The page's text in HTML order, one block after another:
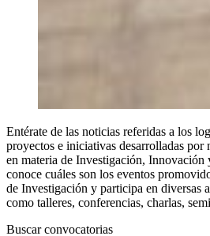
Entérate de las noticias referidas a los
proyectos e iniciativas desarrolladas por
en materia de Investigación, Innovación
conoce cuáles son los eventos
de Investigación y participa en diversas
como talleres, conferencias, charlas,
Buscar convocatorias